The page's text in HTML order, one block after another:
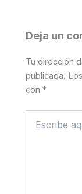
Deja un
Tu dirección
publicada.
con*
aquí...